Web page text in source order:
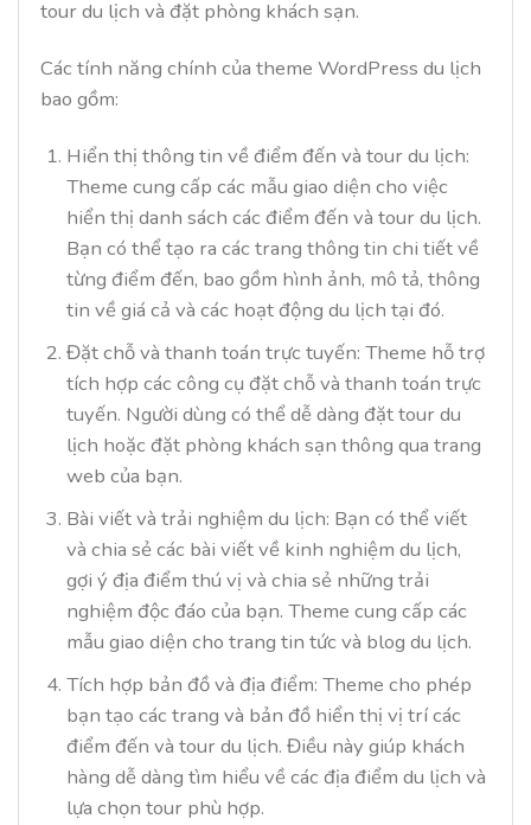
tour du lịch và đặt phòng khách sạn.
Các tính năng chính của theme WordPress du lịch
bao gồm:
Hiển thị thông tin về điểm đến và tour du lịch:
Theme cung cấp các mẫu giao diện cho việc
hiển thị danh sách các điểm đến và tour du lịch.
Bạn có thể tạo ra các trang thông tin chi tiết về
từng điểm đến, bao gồm hình ảnh, mô tả, thông
tin về giá cả và các hoạt động du lịch tại đó.
Đặt chỗ và thanh toán trực tuyến: Theme hỗ trợ
tích hợp các công cụ đặt chỗ và thanh toán trực
tuyến. Người dùng có thể dễ dàng đặt tour du
lịch hoặc đặt phòng khách sạn thông qua trang
web của bạn.
Bài viết và trải nghiệm du lịch: Bạn có thể viết
và chia sẻ các bài viết về kinh nghiệm du lịch,
gợi ý địa điểm thú vị và chia sẻ những trải
nghiệm độc đáo của bạn. Theme cung cấp các
mẫu giao diện cho trang tin tức và blog du lịch.
Tích hợp bản đồ và địa điểm: Theme cho phép
bạn tạo các trang và bản đồ hiển thị vị trí các
điểm đến và tour du lịch. Điều này giúp khách
hàng dễ dàng tìm hiểu về các địa điểm du lịch và
lựa chọn tour phù hợp.